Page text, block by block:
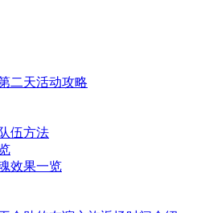
二天活动攻略
伍方法
效果一览